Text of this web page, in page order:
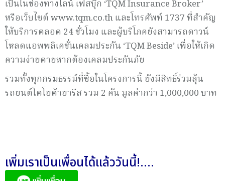
เป็นในช่องทางไลน์ เฟสบุ๊ก ‘TQM Insurance Broker’
หรือเว็บไซต์ www.tqm.co.th และโทรศัพท์ 1737 ที่สำคัญ
ให้บริการตลอด 24 ชั่วโมง และผู้บริโภคยังสามารถดาวน์
โหลดแอพพลิเคชั่นเคลมประกัน ‘TQM Beside’ เพื่อให้เกิด
ความง่ายดายหากต้องเคลมประกันภัย
รวมทั้งทุกกรมธรรม์ที่ซื้อในโครงการนี้ ยังมีสิทธิ์ร่วมลุ้น
รถยนต์โตโยต้ายารีส รวม 2 คัน มูลค่ากว่า 1,000,000 บาท
เพิ่มเราเป็นเพื่อนได้แล้ววันนี้!....